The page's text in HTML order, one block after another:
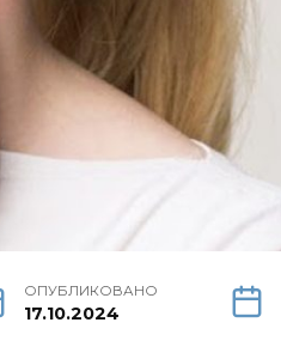
ОПУБЛИКОВАНО
17.10.2024